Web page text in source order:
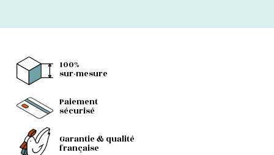
100%
sur-mesure
Paiement
sécurisé
Garantie & qualité
française